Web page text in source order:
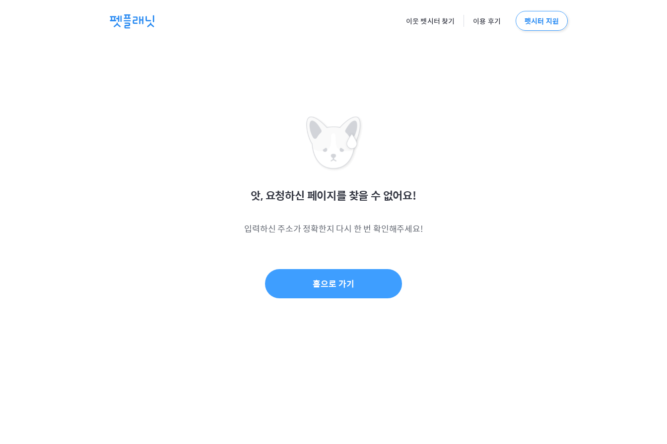
이웃 펫시터 찾기 이용 후기 펫시터 지원
앗, 요청하신 페이지를 찾을 수 없어요!
입력하신 주소가 정확한지 다시 한 번 확인해주세요!
홈으로 가기